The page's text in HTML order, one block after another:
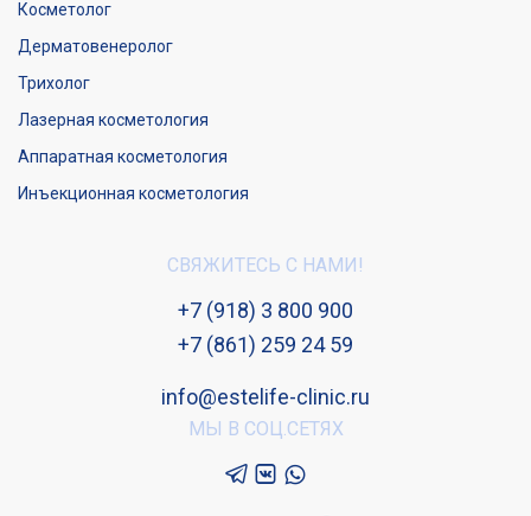
Косметолог
Дерматовенеролог
Трихолог
Лазерная косметология
Аппаратная косметология
Инъекционная косметология
СВЯЖИТЕСЬ С НАМИ!
+7 (918) 3 800 900
+7 (861) 259 24 59
info@estelife-clinic.ru
МЫ В СОЦ.СЕТЯХ